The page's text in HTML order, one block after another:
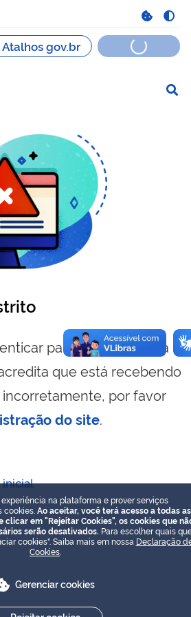
navegação
para visualizar essa
que está recebendo
por favor
do site.
inicial
na plataforma e prover serviços
cookies. Ao aceitar, você terá acesso a todas as
clicar em "Rejeitar Cookies", os cookies que
serão desativados. Para escolher quais
cookies". Saiba mais em nossa Declaração
Cookies
Gerenciar cookies